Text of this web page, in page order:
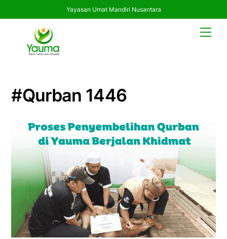
Yayasan Umat Mandiri Nusantara
#qurban 1446